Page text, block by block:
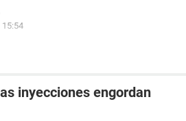
15:54
inyecciones engordan